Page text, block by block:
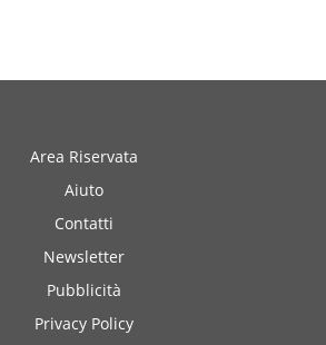
Area Riservata
Aiuto
Contatti
Newsletter
Pubblicità
Privacy Policy